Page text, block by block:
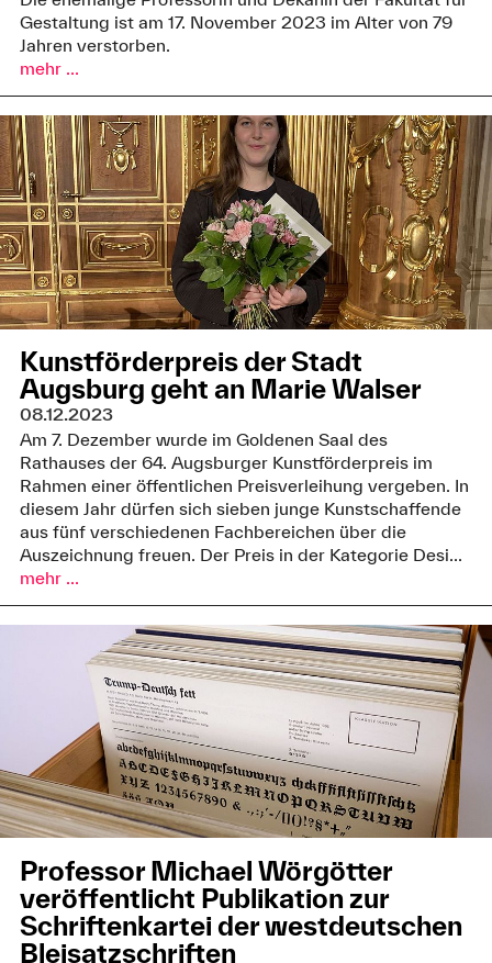
Gestaltung ist am 17. November 2023 im Alter von 79
Jahren verstorben.
mehr ...
Kunstförderpreis der Stadt
Augsburg geht an Marie Walser
08.12.2023
Am 7. Dezember wurde im Goldenen Saal des
Rathauses der 64. Augsburger Kunstförderpreis im
Rahmen einer öffentlichen Preisverleihung vergeben. In
diesem Jahr dürfen sich sieben junge Kunstschaffende
aus fünf verschiedenen Fachbereichen über die
Auszeichnung freuen. Der Preis in der Kategorie Desi...
mehr ...
Professor Michael Wörgötter
veröffentlicht Publikation zur
Schriftenkartei der westdeutschen
Bleisatzschriften